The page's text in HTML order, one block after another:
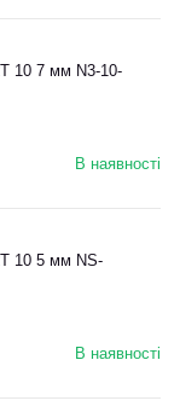
10 7 мм N3-10-
В наявності
10 5 мм NS-
В наявності